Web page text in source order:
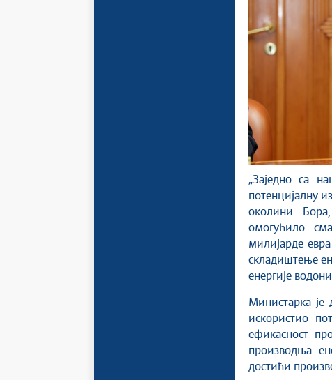
„Заједно са
потенцијалну
околини
омогућило
милијарде
складиштење
енергије
Министарка је
искористио
ефикасност
производња
достићи